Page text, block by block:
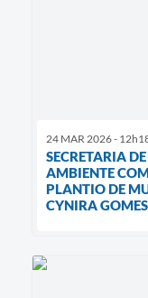
24 MAR 2026 -
SECRETARIA
AMBIENTE
PLANTIO DE
CYNIRA GOMES